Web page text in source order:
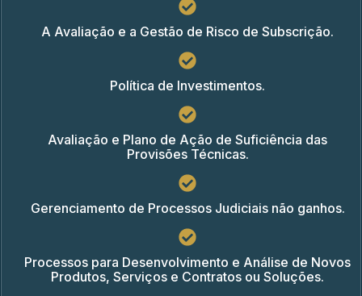
A Avaliação e a Gestão de Risco de Subscrição.
Política de Investimentos.
Avaliação e Plano de Ação de Suficiência das
Provisões Técnicas.
Gerenciamento de Processos Judiciais não ganhos.
Processos para Desenvolvimento e Análise de Novos
Produtos, Serviços e Contratos ou Soluções.